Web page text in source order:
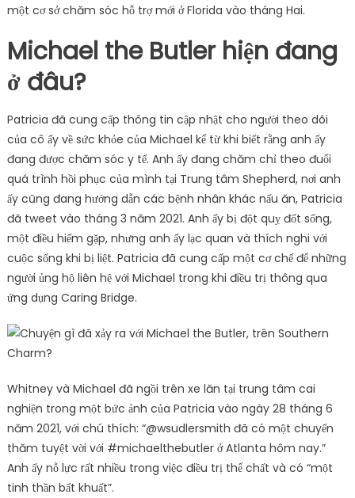
một cơ sở chăm sóc hỗ trợ mới ở Florida vào tháng Hai.
Michael the Butler hiện đang
ở đâu?
Patricia đã cung cấp thông tin cập nhật cho người theo dõi
của cô ấy về sức khỏe của Michael kể từ khi biết rằng anh ấy
đang được chăm sóc y tế. Anh ấy đang chăm chỉ theo đuổi
quá trình hồi phục của mình tại Trung tâm Shepherd, nơi anh
ấy cũng đang hướng dẫn các bệnh nhân khác nấu ăn, Patricia
đã tweet vào tháng 3 năm 2021. Anh ấy bị đột quỵ đốt sống,
một điều hiếm gặp, nhưng anh ấy lạc quan và thích nghi với
cuộc sống khi bị liệt. Patricia đã cung cấp một cơ chế để những
người ủng hộ liên hệ với Michael trong khi điều trị thông qua
ứng dụng Caring Bridge.
Whitney và Michael đã ngồi trên xe lăn tại trung tâm cai
nghiện trong một bức ảnh của Patricia vào ngày 28 tháng 6
năm 2021, với chú thích: “@wsudlersmith đã có một chuyến
thăm tuyệt vời với #michaelthebutler ở Atlanta hôm nay.”
Anh ấy nỗ lực rất nhiều trong việc điều trị thể chất và có “một
tinh thần bất khuất”.